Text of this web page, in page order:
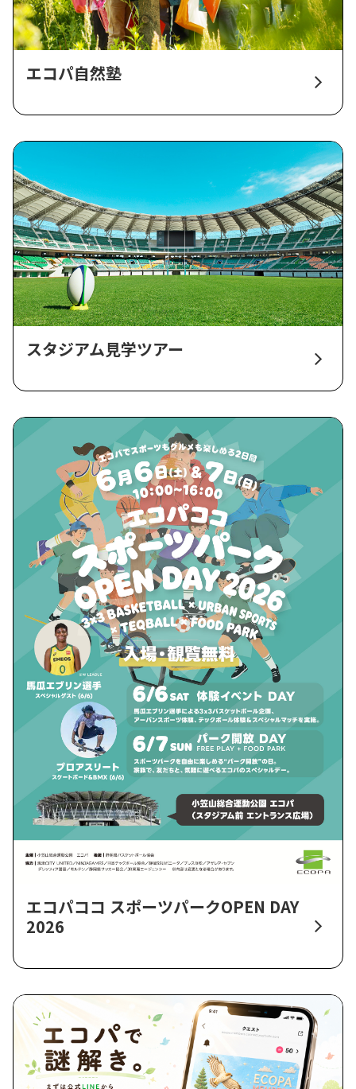
エコパ自然塾
スタジアム見学ツアー
エコパココ スポーツパークOPEN DAY
2026